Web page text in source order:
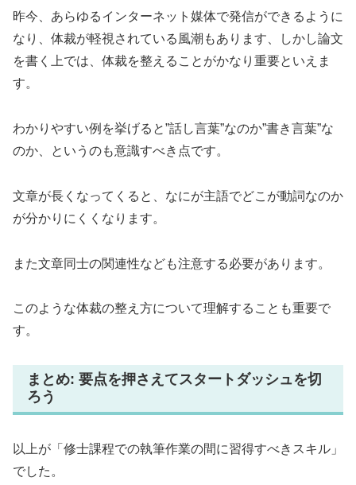
昨今、あらゆるインターネット媒体で発信ができるように
なり、体裁が軽視されている風潮もあります、しかし論文
を書く上では、体裁を整えることがかなり重要といえま
す。
わかりやすい例を挙げると”話し言葉”なのか”書き言葉”な
のか、というのも意識すべき点です。
文章が長くなってくると、なにが主語でどこが動詞なのか
が分かりにくくなります。
また文章同士の関連性なども注意する必要があります。
このような体裁の整え方について理解することも重要で
す。
まとめ: 要点を押さえてスタートダッシュを切
ろう
以上が「修士課程での執筆作業の間に習得すべきスキル」
でした。